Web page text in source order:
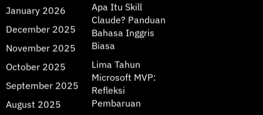
January 2026
December 2025
November 2025
October 2025
September 2025
August 2025
Apa Itu Skill
Claude? Panduan
Bahasa Inggris
Biasa
Lima Tahun
Microsoft MVP:
Refleksi
Pembaruan